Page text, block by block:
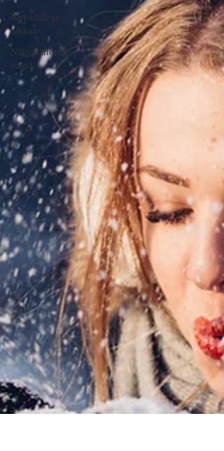
Parisuhde ja
rakkaus
Näkymättömät
oireet